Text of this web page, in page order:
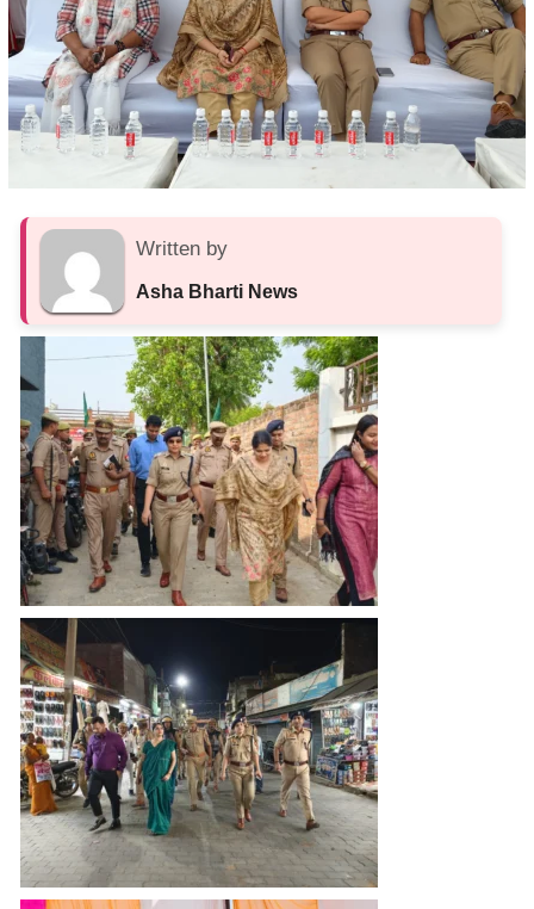
Written by
Asha Bharti News